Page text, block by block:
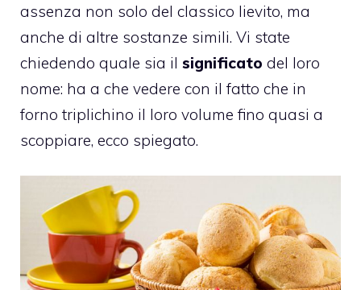
assenza non solo del classico lievito, ma
anche di altre sostanze simili. Vi state
chiedendo quale sia il significato del loro
nome: ha a che vedere con il fatto che in
forno triplichino il loro volume fino quasi a
scoppiare, ecco spiegato.